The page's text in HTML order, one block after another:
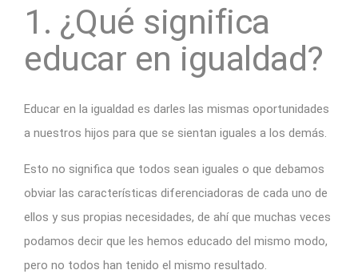
1. ¿Qué significa
educar en igualdad?
Educar en la igualdad es darles las mismas oportunidades
a nuestros hijos para que se sientan iguales a los demás.
Esto no significa que todos sean iguales o que debamos
obviar las características diferenciadoras de cada uno de
ellos y sus propias necesidades, de ahí que muchas veces
podamos decir que les hemos educado del mismo modo,
pero no todos han tenido el mismo resultado.